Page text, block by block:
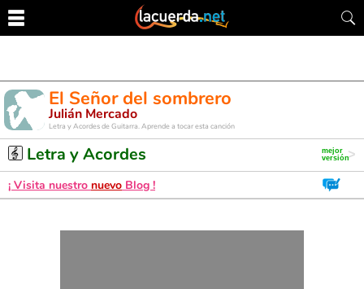
El Señor del sombrero
Julián Mercado
Letra y Acordes de Guitarra. Aprende a tocar esta canción
Letra y Acordes
¡ Visita nuestro nuevo Blog !